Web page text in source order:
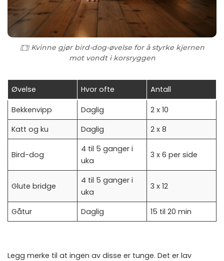
Kvinne gjør bird-dog-øvelse for å styrke kjernen
mot vondt i korsryggen
Øvelse Hvor ofte Antall
Bekkenvipp Daglig
2 x 10
Katt og ku
Daglig 2 x 8
Bird-dog
4 til 5 ganger i
uka
3 x 6 per side
Glute bridge
4 til 5 ganger i
uka
3 x 12
Gåtur Daglig 15 til 20 min
Legg merke til at ingen av disse er tunge. Det er lav